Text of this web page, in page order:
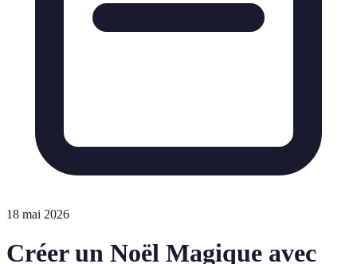
18 mai 2026
Créer un Noël Magique avec